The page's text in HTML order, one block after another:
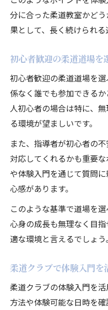
分に合った柔道教室かど
果として、長く続けられる
初心者歓迎の柔道道場を
初心者歓迎の柔道道場を
係なく誰でも参加できる
人初心者の場合は特に、
る環境が望ましいです。
また、指導者が初心者の
対応してくれるかも重要
や体験入門を通じて質問
心感があります。
このような基準で道場を
心身の成長も無理なく目
適な環境と言えるでしょう。
柔道クラブで体験入門を
柔道クラブの体験入門を
方法や体験可能な日時を